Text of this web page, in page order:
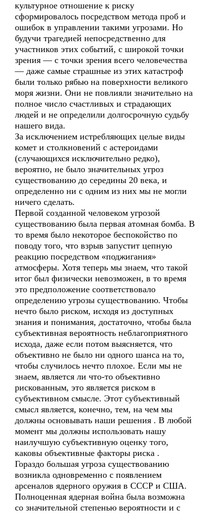
культурное отношение к риску
сформировалось посредством метода проб и
ошибок в управлении такими угрозами. Но
будучи трагедией непосредственно для
участников этих событий, с широкой точки
зрения — с точки зрения всего человечества
— даже самые страшные из этих катастроф
были только рябью на поверхности великого
моря жизни. Они не повлияли значительно на
полное число счастливых и страдающих
людей и не определили долгосрочную судьбу
нашего вида.
За исключением истребляющих целые виды
комет и столкновений с астероидами
(случающихся исключительно редко),
вероятно, не было значительных угроз
существованию до середины 20 века, и
определенно ни с одним из них мы не могли
ничего сделать.
Первой созданной человеком угрозой
существованию была первая атомная бомба. В
то время было некоторое беспокойство по
поводу того, что взрыв запустит цепную
реакцию посредством «поджигания»
атмосферы. Хотя теперь мы знаем, что такой
итог был физически невозможен, в то время
это предположение соответствовало
определению угрозы существованию. Чтобы
нечто было риском, исходя из доступных
знания и понимания, достаточно, чтобы была
субъективная вероятность неблагоприятного
исхода, даже если потом выясняется, что
объективно не было ни одного шанса на то,
чтобы случилось нечто плохое. Если мы не
знаем, является ли что-то объективно
рискованным, это является риском в
субъективном смысле. Этот субъективный
смысл является, конечно, тем, на чем мы
должны основывать наши решения . В любой
момент мы должны использовать нашу
наилучшую субъективную оценку того,
каковы объективные факторы риска .
Гораздо большая угроза существованию
возникла одновременно с появлением
арсеналов ядерного оружия в СССР и США.
Полноценная ядерная война была возможна
со значительной степенью вероятности и с